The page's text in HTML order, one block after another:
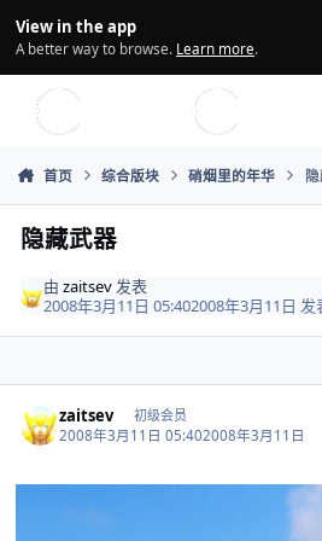
View in the app
A better way to browse. Learn more.
首页 综合版块 硝烟里的年华
隐藏武器
由zaitsev 发表
2008年3月11日 05:402008年3月11日 发
zaitsev 初级会员
2008年3月11日 05:402008年3月11日